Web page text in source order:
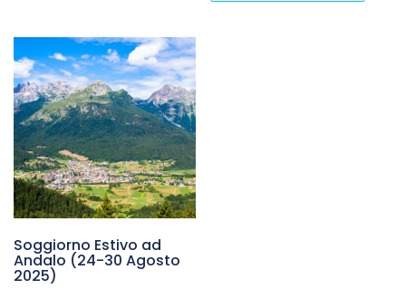
Soggiorno Estivo ad
Andalo (24-30 Agosto
2025)